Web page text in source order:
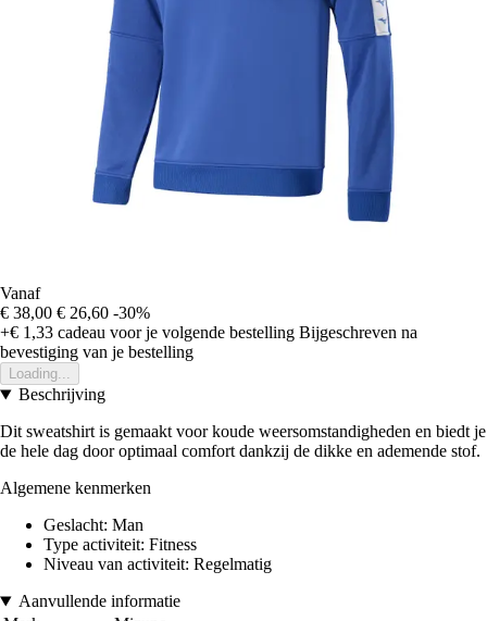
Vanaf
€ 38,00 € 26,60 -30%
+€ 1,33 cadeau voor je volgende bestelling Bijgeschreven na
bevestiging van je bestelling
Loading...
Beschrijving
Dit sweatshirt is gemaakt voor koude weersomstandigheden en biedt je
de hele dag door optimaal comfort dankzij de dikke en ademende stof.
Algemene kenmerken
Geslacht: Man
Type activiteit: Fitness
Niveau van activiteit: Regelmatig
Aanvullende informatie